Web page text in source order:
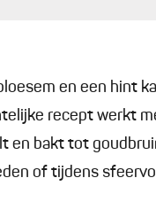
en een hint
recept werkt
en bakt tot
of tijdens